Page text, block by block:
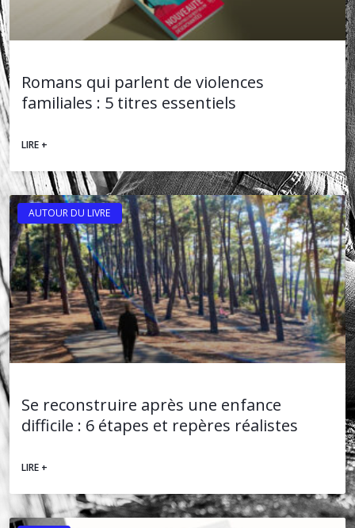
Romans qui parlent de violences
familiales : 5 titres essentiels
LIRE +
AUTOUR DU LIVRE
Se reconstruire après une enfance
difficile : 6 étapes et repères réalistes
LIRE +